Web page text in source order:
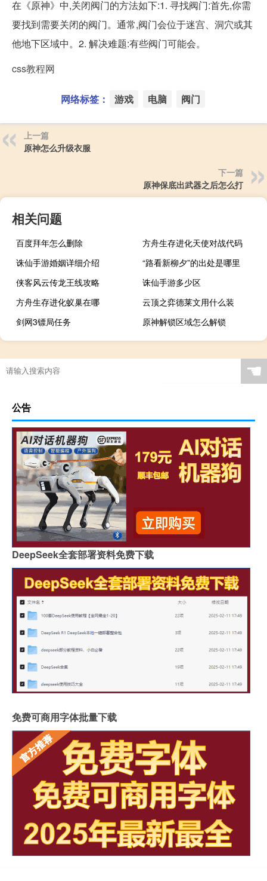
在《原神》中,关闭阀门的方法如下:1. 寻找阀门:首先,你需
要找到需要关闭的阀门。通常,阀门会位于迷宫、洞穴或其
他地下区域中。2. 解决难题:有些阀门可能会。
css教程网
网络标签： 游戏 电脑 阀门
上一篇
原神怎么升级衣服
下一篇
原神保底出武器之后怎么打
相关问题
百度拜年怎么删除
方舟生存进化天使对战代码
诛仙手游婚姻详细介绍
“路看新柳夕”的出处是哪里
侠客风云传龙王线攻略
诛仙手游多少区
方舟生存进化蚁巢在哪
云顶之弈德莱文用什么装
剑网3镖局任务
原神解锁区域怎么解锁
☚
公告
DeepSeek全套部署资料免费下载
免费可商用字体批量下载